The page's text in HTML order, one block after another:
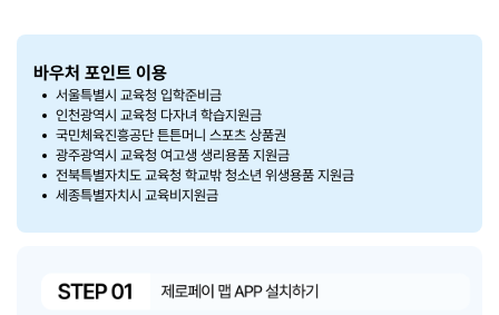
바우처 포인트 이용
서울특별시 교육청 입학준비금
인천광역시 교육청 다자녀 학습지원금
국민체육진흥공단 튼튼머니 스포츠 상품권
광주광역시 교육청 여고생 생리용품 지원금
전북특별자치도 교육청 학교밖 청소년 위생용품 지원금
세종특별자치시 교육비지원금